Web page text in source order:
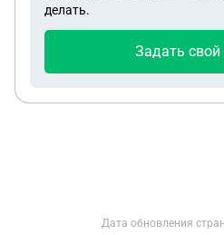
делать.
Задать свой
Дата обновления